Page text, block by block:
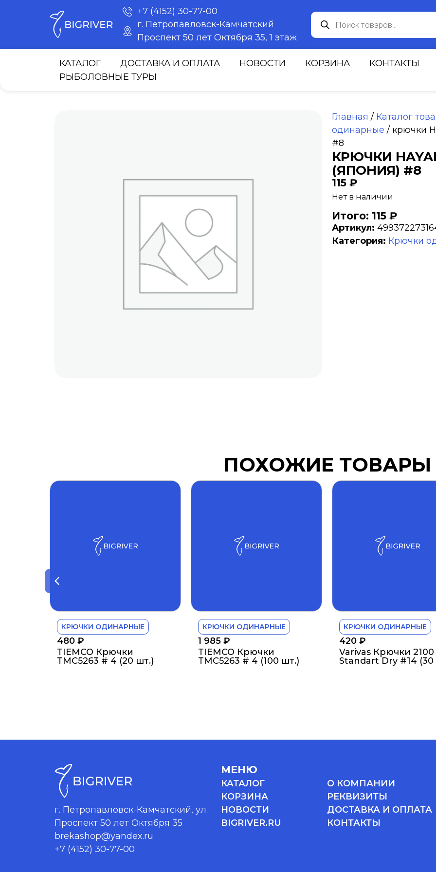
+7 (4152) 30-77-00
г. Петропавловск-Камчатский
Проспект 50 лет Октября 35, 1 этаж
КАТАЛОГ ДОСТАВКА И ОПЛАТА НОВОСТИ КОРЗИНА
КОНТАКТЫ
РЫБОЛОВНЫЕ ТУРЫ
Главная / Каталог
одинарные / крючки
#8
КРЮЧКИ
(ЯПОНИЯ) #8
115 ₽
Нет в наличии
Итого: 115 ₽
Артикул:
Категория: Крючки
ПОХОЖИЕ ТОВАРЫ
КРЮЧКИ ОДИНАРНЫЕ
480 ₽
TIEMCO Крючки
TMC5263 # 4 (20 шт.)
КРЮЧКИ ОДИНАРНЫЕ
1 985 ₽
TIEMCO Крючки
TMC5263 # 4 (100 шт.)
КРЮЧКИ ОДИНАРНЫЕ
420 ₽
Varivas Крючки 2100
Standart Dry #14 (30
г. Петропавловск-Камчатский, ул.
Проспект 50 лет Октября 35
brekashop@yandex.ru
+7 (4152) 30-77-00
МЕНЮ
КАТАЛОГ
О КОМПАНИИ
КОРЗИНА
РЕКВИЗИТЫ
НОВОСТИ
ДОСТАВКА И ОПЛАТА
BIGRIVER.RU
КОНТАКТЫ